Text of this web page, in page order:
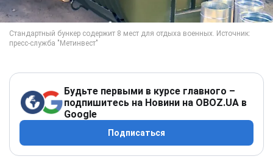
Будьте первыми в курсе главного –
подпишитесь на Новини на OBOZ.UA в
Google
Подписаться